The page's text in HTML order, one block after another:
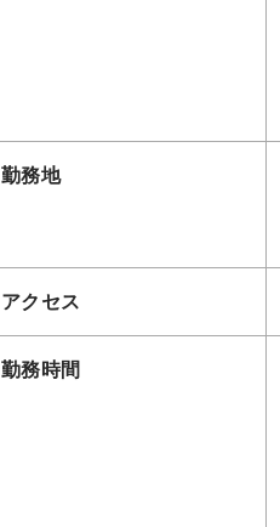
勤務地
アクセス
勤務時間